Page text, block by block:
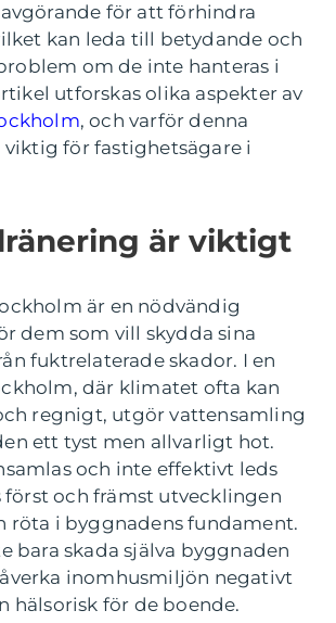
för att förhindra
kan leda till betydande och
om de inte hanteras i
utforskas olika aspekter av
, och varför denna
viktig för fastighetsägare i
är viktigt
är en nödvändig
dem som vill skydda sina
fuktrelaterade skador. I en
där klimatet ofta kan
regnigt, utgör vattensamling
ett tyst men allvarligt hot.
och inte effektivt leds
först och främst utvecklingen
röta i byggnadens fundament.
bara skada själva byggnaden
inomhusmiljön negativt
hälsorisk för de boende.